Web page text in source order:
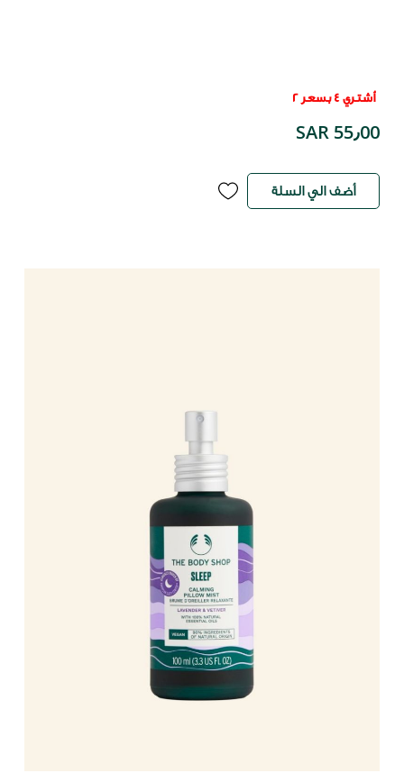
أشتري 4 بسعر 2
SAR 55٫00
أضف الي السلة